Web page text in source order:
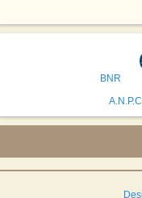
avea cele mai mari sanse
preconizeaza ca va
isi bazeaza oferta pe
BNR